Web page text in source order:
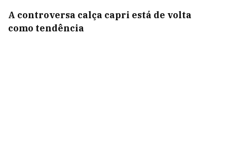
A controversa calça capri está de volta
como tendência